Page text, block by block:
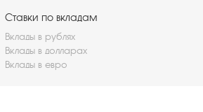
Ставки по вкладам
Вклады в рублях
Вклады в долларах
Вклады в евро